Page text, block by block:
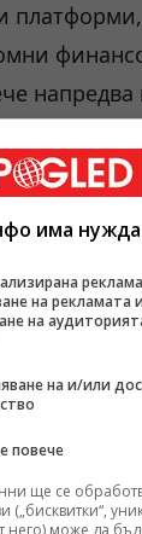
толкова
има нужда
на рекламата
на
на и/или
повече
ще се
(„бисквитки“,
него) може да